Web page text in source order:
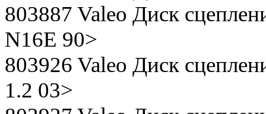
803887 Valeo Диск
N16E 90>
803926 Valeo Диск
1.2 03>